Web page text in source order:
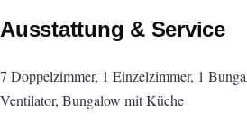
Ausstattung & Service
7 Doppelzimmer, 1 Einzelzimmer, 1
Ventilator, Bungalow mit Küche